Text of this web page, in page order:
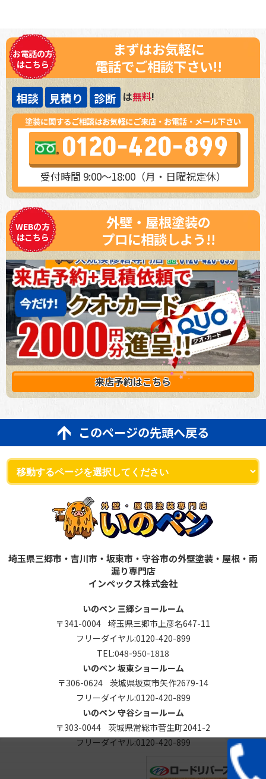
お電話の方
はこちら
まずはお気軽に
電話でご相談下さい!!
相談 見積り 診断 は無料!
塗装に関するご相談はお気軽にご来店・お電話・メール下さい
0120-420-899
受付時間 9:00～18:00（月・日曜祝定休）
WEBの方
はこちら
外壁・屋根塗装の
プロに相談しよう!!
来店予約はこちら
このページの先頭へ戻る
埼玉県三郷市・吉川市・坂東市・守谷市の外壁塗装・屋根・雨
漏り専門店
インペックス株式会社
いのペン 三郷ショールーム
〒341-0004 埼玉県三郷市上彦名647-11
フリーダイヤル:0120-420-899
TEL:048-950-1818
いのペン 坂東ショールーム
〒306-0624 茨城県坂東市矢作2679-14
フリーダイヤル:0120-420-899
いのペン 守谷ショールーム
〒303-0044 茨城県常総市菅生町2041-2
フリーダイヤル:0120-420-899